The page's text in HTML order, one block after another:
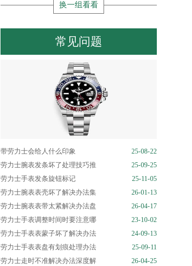
换一组看看
常见问题
带劳力士会给人什么印象
25-08-22
劳力士腕表发条坏了处理技巧推
25-09-25
劳力士手表发条旋钮标记
25-11-05
劳力士腕表表壳坏了解决办法集
26-01-13
劳力士腕表表带太紧解决办法盘
26-04-17
劳力士手表调整时间时要注意哪
23-10-02
劳力士手表表蒙子坏了解决办法
24-09-13
劳力士手表表盘有划痕处理办法
25-09-11
劳力士走时不准解决办法深度解
26-04-25